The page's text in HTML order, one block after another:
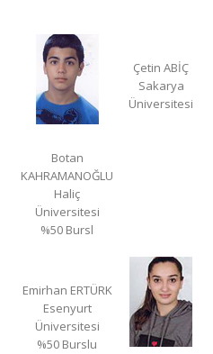
Botan
KAHRAMANOĞLU
Haliç
Üniversitesi
%50 Bursl
Çetin ABİÇ
Sakarya
Üniversitesi
Emirhan ERTÜRK
Esenyurt
Üniversitesi
%50 Burslu